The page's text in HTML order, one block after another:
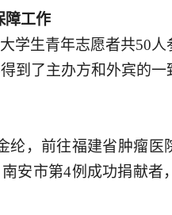
障工作
学生青年志愿者共50
到了主办方和外宾的
纶，前往福建省肿瘤医
安市第4例成功捐献者